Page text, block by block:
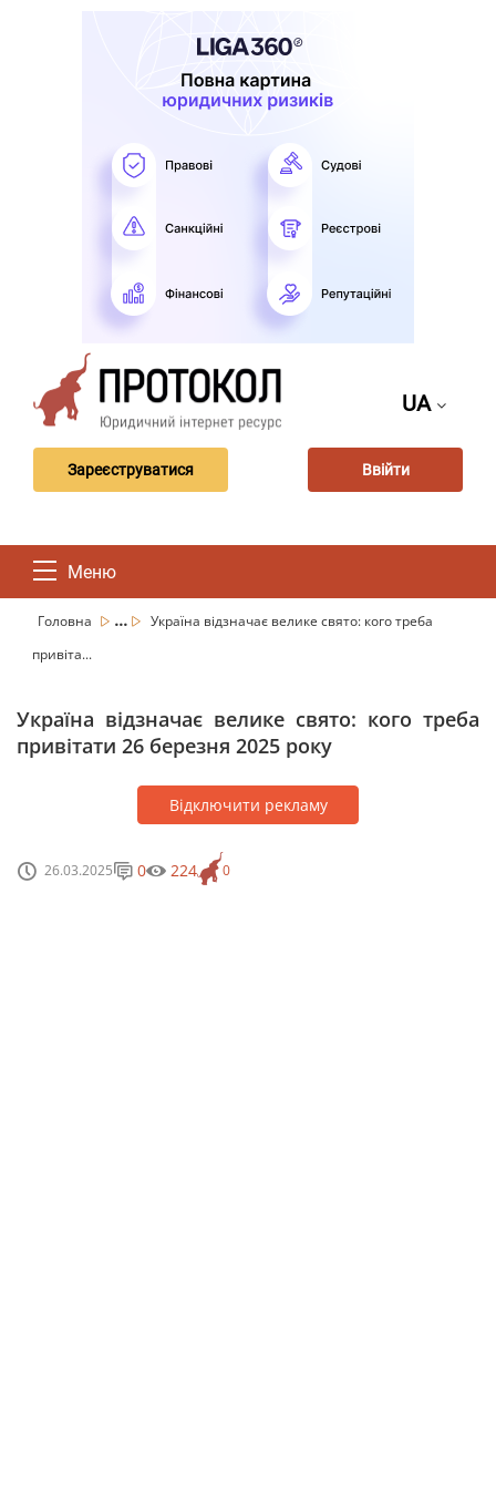
UA
Зареєструватися Ввійти
Меню
Головна ...
Україна відзначає велике свято: кого треба
привіта...
Україна відзначає велике свято: кого треба
привітати 26 березня 2025 року
Відключити рекламу
26.03.2025 0
0 224